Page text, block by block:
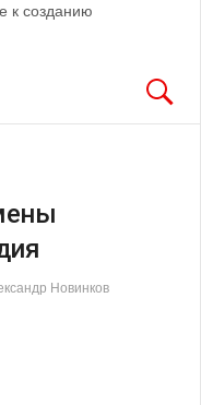
к созданию
Новинков